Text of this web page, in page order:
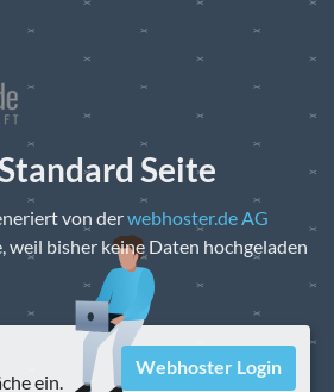
Seite
von derwebhoster.de AG
weil bisher keine Daten hochgeladen
ein.
Webhoster Login